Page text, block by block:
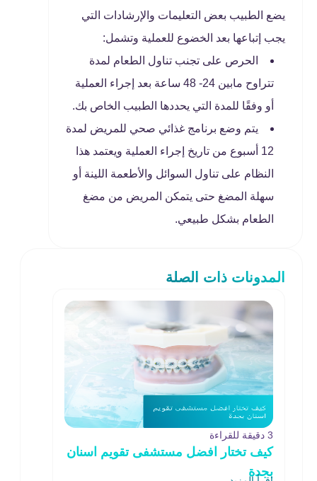
يضع الطبيب بعض التعليمات والإرشادات التي
يجب إتباعها بعد الخضوع للعملية وتشمل:
الحرص على تجنب تناول الطعام لمدة
تتراوح مابين 24- 48 ساعة بعد إجراء العملية
أو وفقًا للمدة التي يحددها الطبيب الخاص بك.
يتم وضع برنامج غذائي صحي للمريض لمدة
12 أسبوع من تاريخ إجراء العملية ويعتمد هذا
النظام على تناول السوائل والأطعمة اللينة أو
سهلة المضغ حتى يتمكن المريض من مضغ
الطعام بشكل طبيعي.
المدونات ذات الصلة
3 دقيقة للقراءة
كيف تختار افضل مستشفى تقويم اسنان
بجدة